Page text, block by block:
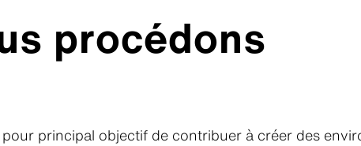
procédons
pour principal objectif de contribuer à créer des